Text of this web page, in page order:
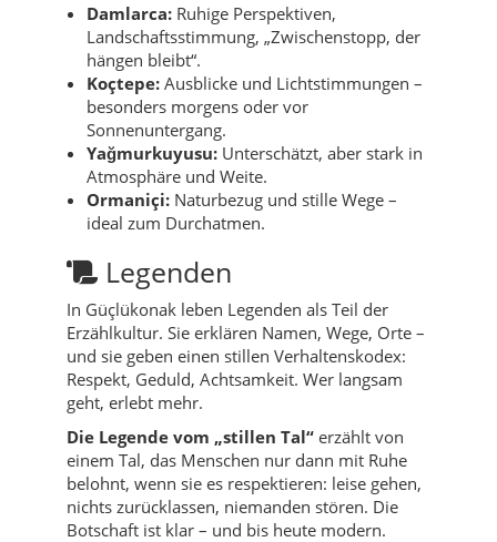
Damlarca: Ruhige Perspektiven,
Landschaftsstimmung, „Zwischenstopp, der
hängen bleibt“.
Koçtepe: Ausblicke und Lichtstimmungen –
besonders morgens oder vor
Sonnenuntergang.
Yağmurkuyusu: Unterschätzt, aber stark in
Atmosphäre und Weite.
Ormaniçi: Naturbezug und stille Wege –
ideal zum Durchatmen.
Legenden
In Güçlükonak leben Legenden als Teil der
Erzählkultur. Sie erklären Namen, Wege, Orte –
und sie geben einen stillen Verhaltenskodex:
Respekt, Geduld, Achtsamkeit. Wer langsam
geht, erlebt mehr.
Die Legende vom „stillen Tal“ erzählt von
einem Tal, das Menschen nur dann mit Ruhe
belohnt, wenn sie es respektieren: leise gehen,
nichts zurücklassen, niemanden stören. Die
Botschaft ist klar – und bis heute modern.